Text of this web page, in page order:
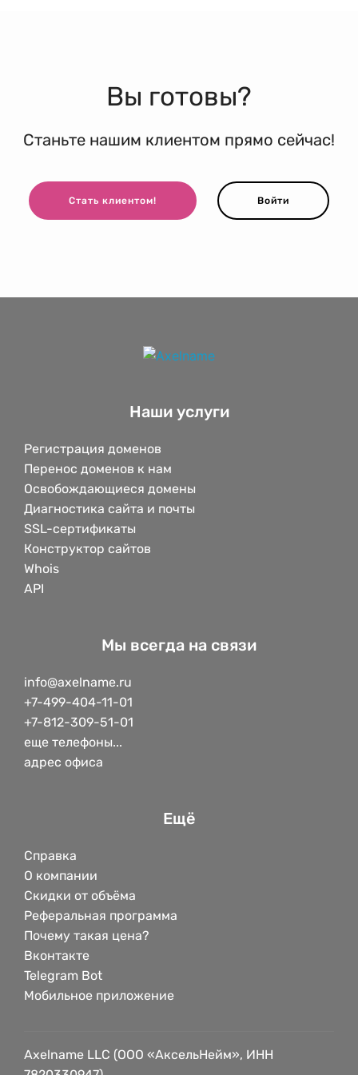
Вы готовы?
Станьте нашим клиентом прямо сейчас!
Стать клиентом! Войти
Наши услуги
Регистрация доменов
Перенос доменов к нам
Освобождающиеся домены
Диагностика сайта и почты
SSL-сертификаты
Конструктор сайтов
Whois
API
Мы всегда на связи
info@axelname.ru
+7-499-404-11-01
+7-812-309-51-01
еще телефоны...
адрес офиса
Ещё
Справка
О компании
Скидки от объёма
Реферальная программа
Почему такая цена?
Вконтакте
Telegram Bot
Мобильное приложение
Axelname LLC (ООО «АксельНейм», ИНН